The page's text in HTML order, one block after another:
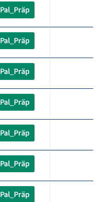
Pal_Präp
Pal_Präp
Pal_Präp
Pal_Präp
Pal_Präp
Pal_Präp
Pal_Präp